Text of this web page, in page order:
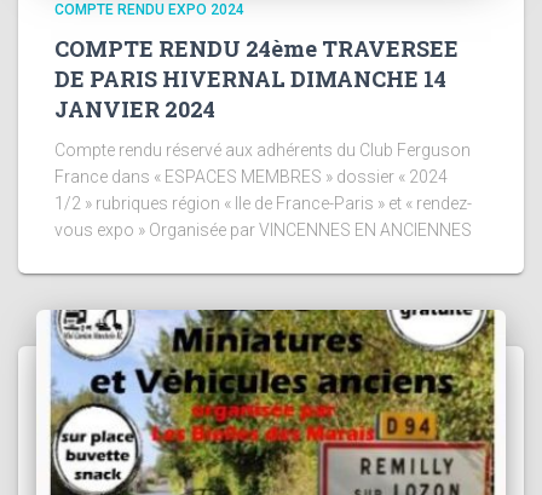
COMPTE RENDU EXPO 2024
COMPTE RENDU 24ème TRAVERSEE
DE PARIS HIVERNAL DIMANCHE 14
JANVIER 2024
Compte rendu réservé aux adhérents du Club Ferguson
France dans « ESPACES MEMBRES » dossier « 2024
1/2 » rubriques région « Ile de France-Paris » et « rendez-
vous expo » Organisée par VINCENNES EN ANCIENNES